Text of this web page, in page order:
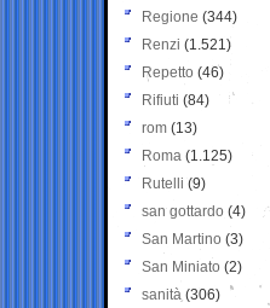
Regione (344)
Renzi (1.521)
Repetto (46)
Rifiuti (84)
rom (13)
Roma (1.125)
Rutelli (9)
san gottardo (4)
San Martino (3)
San Miniato (2)
sanità (306)